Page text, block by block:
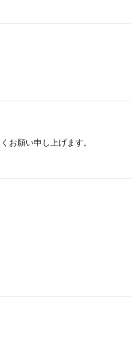
お願い申し上げます。